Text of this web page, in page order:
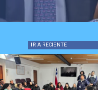
IR A RECIENTE